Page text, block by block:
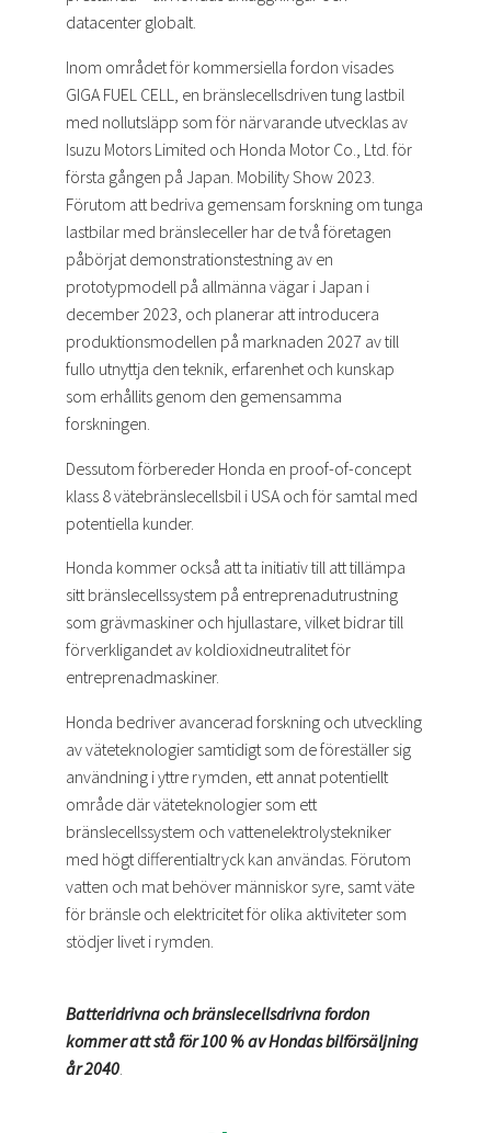
datacenter globalt.
Inom området för kommersiella fordon visades
GIGA FUEL CELL, en bränslecellsdriven tung lastbil
med nollutsläpp som för närvarande utvecklas av
Isuzu Motors Limited och Honda Motor Co., Ltd. för
första gången på Japan. Mobility Show 2023.
Förutom att bedriva gemensam forskning om tunga
lastbilar med bränsleceller har de två företagen
påbörjat demonstrationstestning av en
prototypmodell på allmänna vägar i Japan i
december 2023, och planerar att introducera
produktionsmodellen på marknaden 2027 av till
fullo utnyttja den teknik, erfarenhet och kunskap
som erhållits genom den gemensamma
forskningen.
Dessutom förbereder Honda en proof-of-concept
klass 8 vätebränslecellsbil i USA och för samtal med
potentiella kunder.
Honda kommer också att ta initiativ till att tillämpa
sitt bränslecellssystem på entreprenadutrustning
som grävmaskiner och hjullastare, vilket bidrar till
förverkligandet av koldioxidneutralitet för
entreprenadmaskiner.
Honda bedriver avancerad forskning och utveckling
av väteteknologier samtidigt som de föreställer sig
användning i yttre rymden, ett annat potentiellt
område där väteteknologier som ett
bränslecellssystem och vattenelektrolystekniker
med högt differentialtryck kan användas. Förutom
vatten och mat behöver människor syre, samt väte
för bränsle och elektricitet för olika aktiviteter som
stödjer livet i rymden.
Batteridrivna och bränslecellsdrivna fordon
kommer att stå för 100 % av Hondas bilförsäljning
år 2040.